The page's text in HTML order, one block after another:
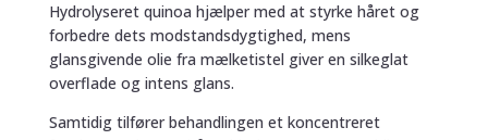
Hydrolyseret quinoa hjælper med at styrke håret og
forbedre dets modstandsdygtighed, mens
glansgivende olie fra mælketistel giver en silkeglat
overflade og intens glans.
Samtidig tilfører behandlingen et koncentreret